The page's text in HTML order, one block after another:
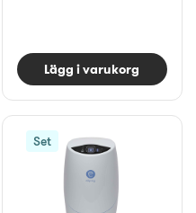
Lägg i varukorg
Set